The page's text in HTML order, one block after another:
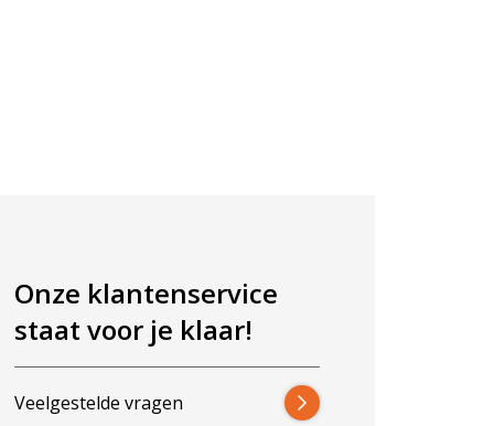
Onze klantenservice
staat voor je klaar!
Veelgestelde vragen